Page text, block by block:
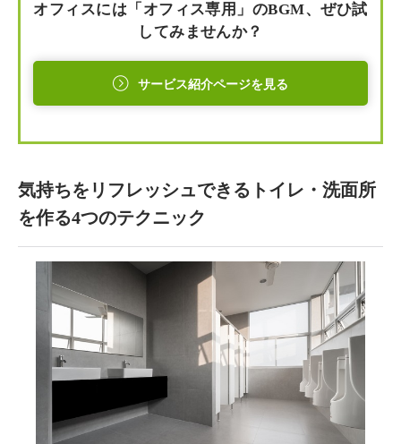
オフィスには「オフィス専用」のBGM、ぜひ試
してみませんか？
サービス紹介ページを見る
気持ちをリフレッシュできるトイレ・洗面所
を作る4つのテクニック